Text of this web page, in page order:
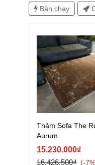
Bán chạy
Thảm Sofa The
Aurum
15.230.000₫
16.426.500₫
-7%